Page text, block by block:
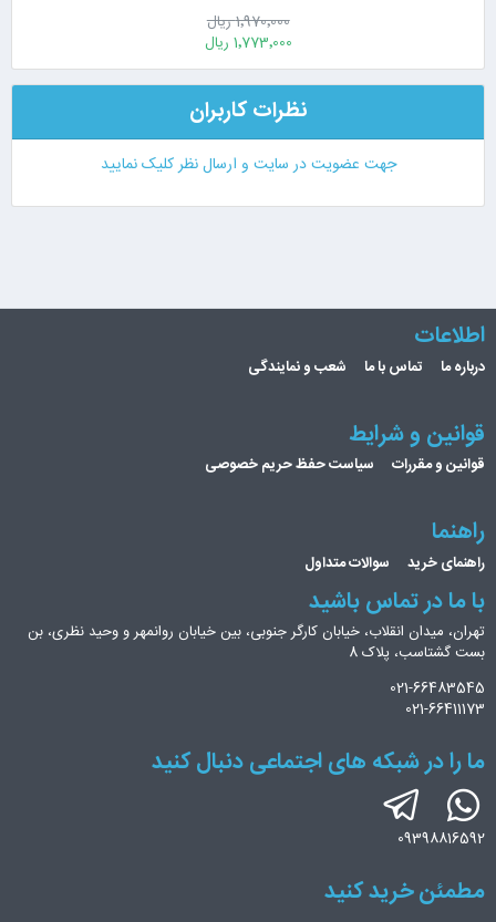
1٬970٬000 ریال
1٬773٬000 ریال
نظرات کاربران
جهت عضویت در سایت و ارسال نظر کلیک نمایید
اطلاعات
درباره ما تماس با ما شعب و نمایندگی
قوانین و شرایط
قوانین و مقررات سیاست حفظ حریم خصوصی
راهنما
راهنمای خرید سوالات متداول
با ما در تماس باشید
تهران، میدان انقلاب، خیابان کارگر جنوبی، بین خیابان روانمهر و وحید نظری، بن
بست گشتاسب، پلاک 8
021-66483545
021-66411173
ما را در شبکه های اجتماعی دنبال کنید
09398816592
مطمئن خرید کنید